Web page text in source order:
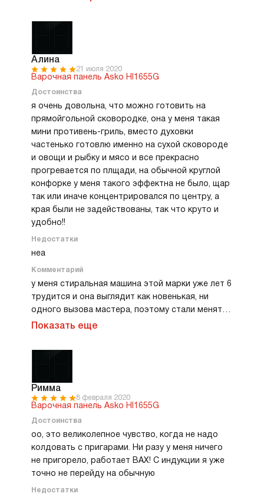
можно установить режим на вок казан.
8-10 минут когда соседка приходила с
очередной просьбой помочь, она живет одна.
Ну а вдруг не успею, тогда просто отключится
совсем панель и все. Так что не опасно. Мне
кажется что лишний наворот только с
остаточным теплом, так как остывает панель
быстро. Все остальное очень практично и я
наверное уже пользовалась всеми функциями. И
объединяла конфорки и добавляла мощности.
Рекомендую всем и пенсионерам тоже.
Алина
21 июля 2020
Варочная панель Asko HI1655G
Достоинства
я очень довольна, что можно готовить на
прямойгольной сковородке, она у меня такая
мини противень-гриль, вместо духовки
частенько готовлю именно на сухой сковороде
и овощи и рыбку и мясо и все прекрасно
прогревается по плщади, на обычной круглой
конфорке у меня такого эффектна не было, щар
так или иначе концентрировался по центру, а
края были не задействованы, так что круто и
удобно!!
Недостатки
неа
Комментарий
у меня стиральная машина этой марки уже лет 6
трудится и она выглядит как новенькая, ни
одного вызова мастера, поэтому стали менять
технику на кухне и решили этой же марки
Показать еще
Римма
8 февраля 2020
Варочная панель Asko HI1655G
Достоинства
оо, это великолепное чувство, когда не надо
колдовать с пригарами. Ни разу у меня ничего
не пригорело, работает ВАХ! С индукции я уже
точно не перейду на обычную
Недостатки